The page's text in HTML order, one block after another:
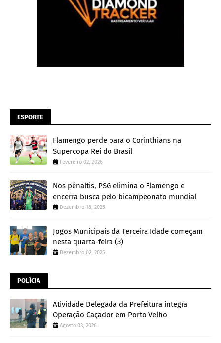
ESPORTE
Flamengo perde para o Corinthians na
Supercopa Rei do Brasil
Fevereiro 02, 2026
Nos pênaltis, PSG elimina o Flamengo e
encerra busca pelo bicampeonato mundial
Dezembro 18, 2025
Jogos Municipais da Terceira Idade começam
nesta quarta-feira (3)
Dezembro 02, 2025
POLÍCIA
Atividade Delegada da Prefeitura integra
Operação Caçador em Porto Velho
Agosto 03, 2026